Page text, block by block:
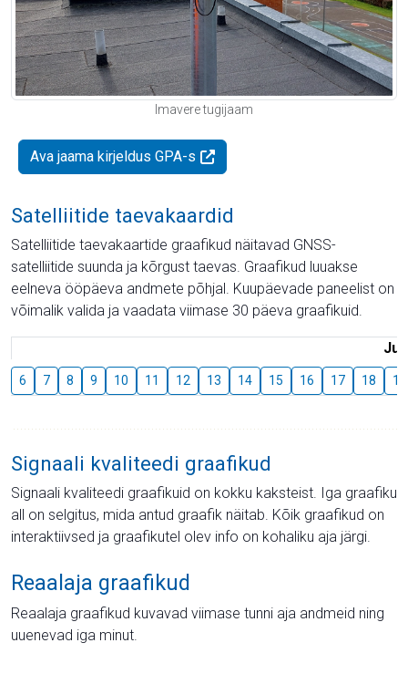
Imavere tugijaam
Ava jaama kirjeldus GPA-s
Satelliitide taevakaardid
Satelliitide taevakaartide graafikud näitavad GNSS-
satelliitide suunda ja kõrgust taevas. Graafikud luuakse
eelneva ööpäeva andmete põhjal. Kuupäevade paneelist on
võimalik valida ja vaadata viimase 30 päeva graafikuid.
6 7 8 9 10 11 12 13 14 15 16 17 18 19
Signaali kvaliteedi graafikud
Signaali kvaliteedi graafikuid on kokku kaksteist. Iga graafiku
all on selgitus, mida antud graafik näitab. Kõik graafikud on
interaktiivsed ja graafikutel olev info on kohaliku aja järgi.
Reaalaja graafikud
Reaalaja graafikud kuvavad viimase tunni aja andmeid ning
uuenevad iga minut.